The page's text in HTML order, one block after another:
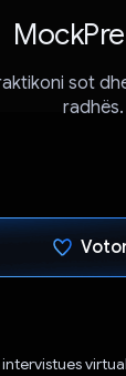
sot
radhës.